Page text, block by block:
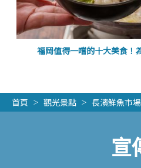
福岡值得一嚐的十大美食！
首頁 觀光景點 長濱鮮魚市場
宣